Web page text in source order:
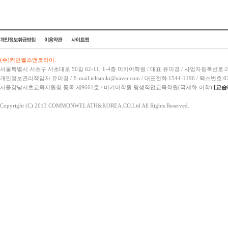
(주)커먼웰스앤코리아.
서울특별시 서초구 서초대로 50길 62-11, 1-4층 미키어학원 / 대표:유미경 / 사업자등록번
개인정보관리책임자:유미경 / E-mail:ieltsmiki@naver.com / 대표전화:1544-1196 / 팩스번호
서울강남서초교육지원청 등록 제9661호 / 미키어학원 평생직업교육학원(국제화-어학) [교습
Copyright (C) 2013 COMMONWELATH&KOREA.CO.Ltd All Rights Reserved.